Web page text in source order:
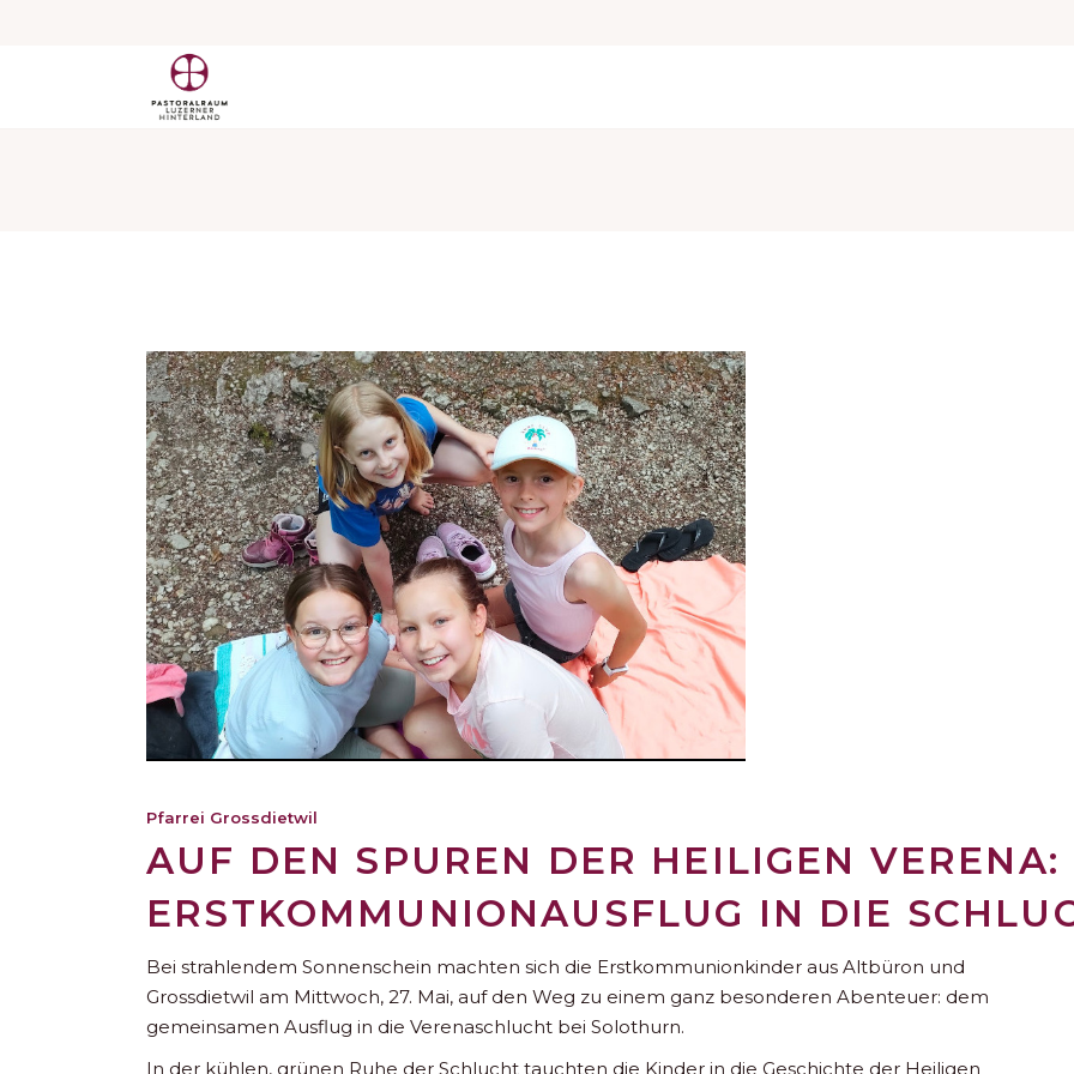
Pfarrei Grossdietwil
AUF DEN SPUREN DER HEILIGEN VERENA:
ERSTKOMMUNIONAUSFLUG IN DIE
Bei strahlendem Sonnenschein machten sich die Erstkommunionkinder aus Altbüron und
Grossdietwil am Mittwoch, 27. Mai, auf den Weg zu einem ganz besonderen Abenteuer: dem
gemeinsamen Ausflug in die Verenaschlucht bei Solothurn.
In der kühlen, grünen Ruhe der Schlucht tauchten die Kinder in die Geschichte der Heiligen